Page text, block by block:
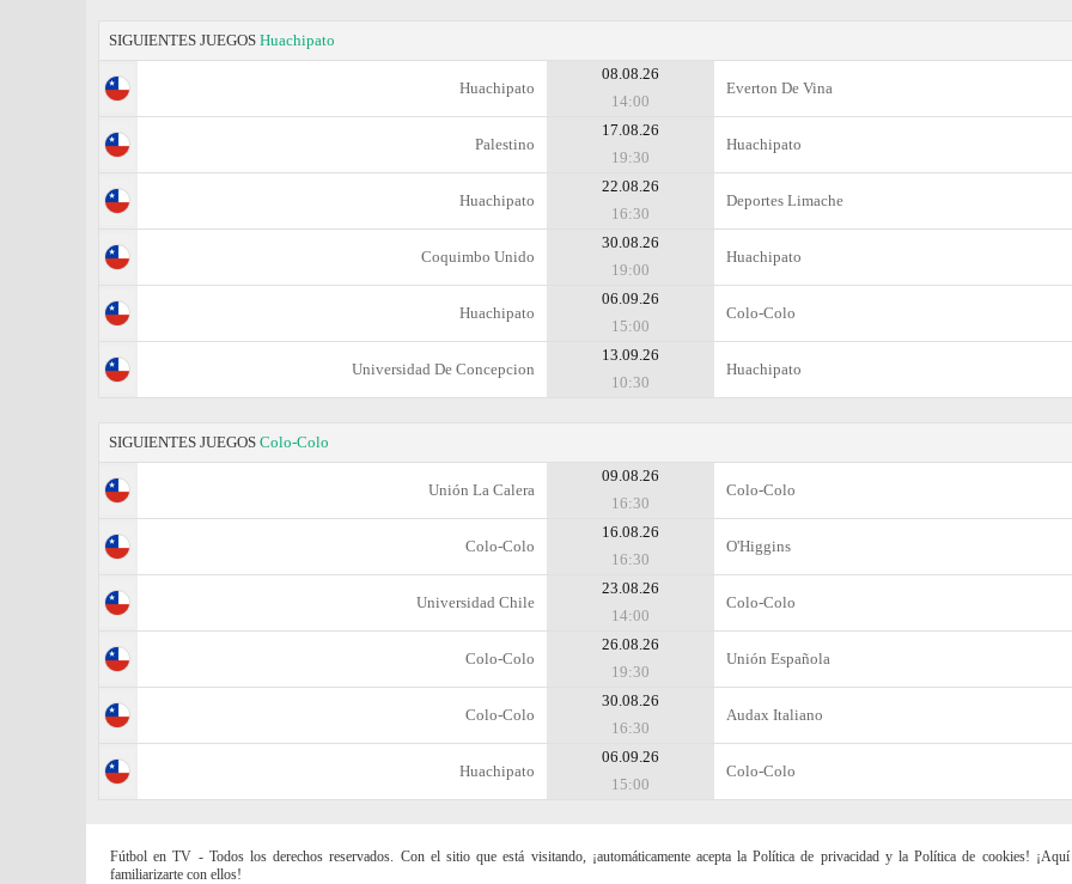
SIGUIENTES JUEGOS Huachipato
Huachipato
08.08.26
14:00
Everton De Vina
Palestino
17.08.26
19:30
Huachipato
Huachipato
22.08.26
16:30
Deportes Limache
Coquimbo Unido
30.08.26
19:00
Huachipato
Huachipato
06.09.26
15:00
Colo-Colo
Universidad De Concepcion
13.09.26
10:30
Huachipato
SIGUIENTES JUEGOS Colo-Colo
Unión La Calera
09.08.26
16:30
Colo-Colo
Colo-Colo
16.08.26
16:30
O'Higgins
Universidad Chile
23.08.26
14:00
Colo-Colo
Colo-Colo
26.08.26
19:30
Unión Española
Colo-Colo
30.08.26
16:30
Audax Italiano
Huachipato
06.09.26
15:00
Colo-Colo
Fútbol en TV - Todos los derechos reservados. Con el sitio que está visitando, ¡automáticamente acepta la Política de privacidad y la Política de cookies! ¡Aquí
familiarizarte con ellos!